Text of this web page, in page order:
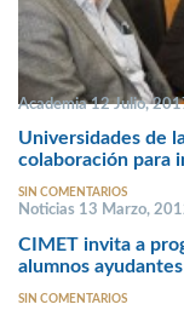
Academia 12 Julio,
Universidades de
colaboración para
SIN COMENTARIOS
Noticias 13 Marzo,
CIMET invita a
alumnos ayudantes
SIN COMENTARIOS